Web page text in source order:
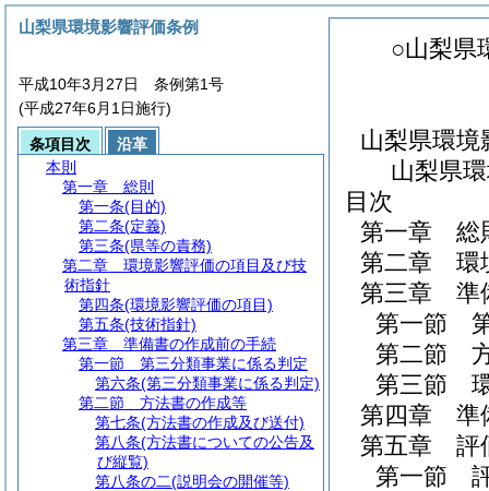
○山梨県
山梨県環
山梨県
目次
第一章
総
第二章
環
第三章
準
第一節
第二節
第三節
第四章
準
第五章
評
第一節
山梨県環境影響評価条例
平成10年3月27日 条例第1号
(平成27年6月1日施行)
条項目次
沿革
本則
第一章
総則
第一条(目的)
第二条(定義)
第三条(県等の責務)
第二章
環境影響評価の項目及び技
術指針
第四条(環境影響評価の項目)
第五条(技術指針)
第三章
準備書の作成前の手続
第一節
第三分類事業に係る判定
第六条(第三分類事業に係る判定)
第二節
方法書の作成等
第七条(方法書の作成及び送付)
第八条(方法書についての公告及
び縦覧)
第八条の二(説明会の開催等)